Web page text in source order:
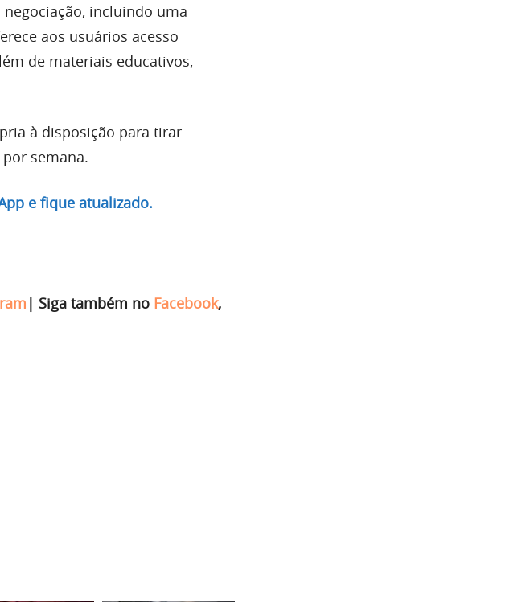
incluindo uma
aos usuários acesso
de materiais educativos,
à disposição para tirar
semana.
e fique atualizado.
| Siga também no Facebook,